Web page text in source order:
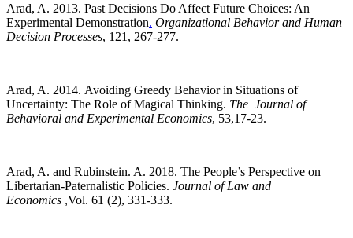
Arad, A. 2013. Past Decisions Do Affect Future Choices: An
Experimental Demonstration. Organizational Behavior and Human
Decision Processes, 121, 267-277.
Arad, A. 2014. Avoiding Greedy Behavior in Situations of
Uncertainty: The Role of Magical Thinking. The Journal of
Behavioral and Experimental Economics, 53,17-23.
Arad, A. and Rubinstein. A. 2018. The People’s Perspective on
Libertarian-Paternalistic Policies. Journal of Law and
Economics ,Vol. 61 (2), 331-333.